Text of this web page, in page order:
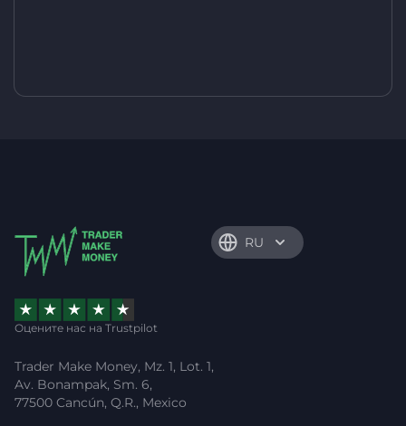
RU
Оцените нас на Trustpilot
Trader Make Money, Mz. 1, Lot. 1,
Av. Bonampak, Sm. 6,
77500 Cancún, Q.R., Mexico